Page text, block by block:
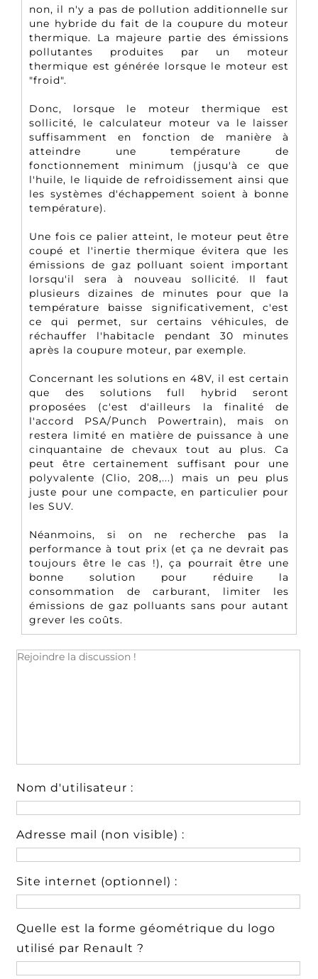
non, il n'y a pas de pollution additionnelle sur
une hybride du fait de la coupure du moteur
thermique. La majeure partie des émissions
pollutantes produites par un moteur
thermique est générée lorsque le moteur est
"froid".
Donc, lorsque le moteur thermique est
sollicité, le calculateur moteur va le laisser
suffisamment en fonction de manière à
atteindre une température de
fonctionnement minimum (jusqu'à ce que
l'huile, le liquide de refroidissement ainsi que
les systèmes d'échappement soient à bonne
température).
Une fois ce palier atteint, le moteur peut être
coupé et l'inertie thermique évitera que les
émissions de gaz polluant soient important
lorsqu'il sera à nouveau sollicité. Il faut
plusieurs dizaines de minutes pour que la
température baisse significativement, c'est
ce qui permet, sur certains véhicules, de
réchauffer l'habitacle pendant 30 minutes
après la coupure moteur, par exemple.
Concernant les solutions en 48V, il est certain
que des solutions full hybrid seront
proposées (c'est d'ailleurs la finalité de
l'accord PSA/Punch Powertrain), mais on
restera limité en matière de puissance à une
cinquantaine de chevaux tout au plus. Ca
peut être certainement suffisant pour une
polyvalente (Clio, 208,...) mais un peu plus
juste pour une compacte, en particulier pour
les SUV.
Néanmoins, si on ne recherche pas la
performance à tout prix (et ça ne devrait pas
toujours être le cas !), ça pourrait être une
bonne solution pour réduire la
consommation de carburant, limiter les
émissions de gaz polluants sans pour autant
grever les coûts.
Nom d'utilisateur :
Adresse mail (non visible) :
Site internet (optionnel) :
Quelle est la forme géométrique du logo
utilisé par Renault ?